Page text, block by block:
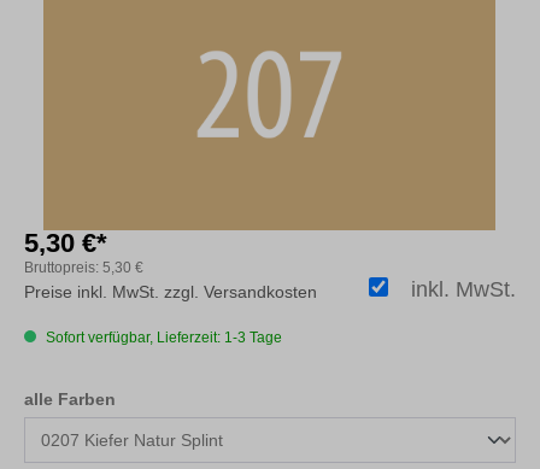
5,30 €*
Bruttopreis: 5,30 €
inkl. MwSt.
Preise inkl. MwSt. zzgl. Versandkosten
Sofort verfügbar, Lieferzeit: 1-3 Tage
alle Farben